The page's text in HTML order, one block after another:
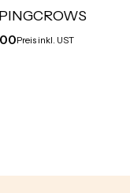
Preis inkl. UST